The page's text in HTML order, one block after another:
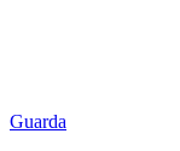
Guarda